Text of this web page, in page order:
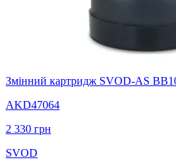
Змінний картридж SVOD-AS
AKD47064
2 330 грн
SVOD